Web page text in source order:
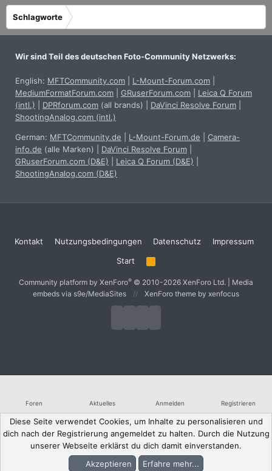
Schlagworte
Wir sind Teil des deutschen Foto-Community Netzwerks:
English: MFTCommunity.com L-Mount-Forum.com
MediumFormatForum.com
GRuserForum.com
Leica Q Forum
(intl.)
DPRforum.com (all brands) DaVinci Resolve Forum
ShootingAnalog.com (intl.)
German: MFTCommunity.de L-Mount-Forum.de
Camera-
info.de (alle Marken) DaVinci Resolve Forum
GRuserForum.com (D&E)
Leica Q Forum (D&E)
ShootingAnalog.com (D&E)
Kontakt Nutzungsbedingungen Datenschutz
Impressum
Start
R
Community platform by XenForo® © 2010-2026 XenForo Ltd.
Media
embeds via s9e/MediaSites
XenForo theme by xenfocus
Foren Aktuelles Anmelden Registrieren
Diese Seite verwendet Cookies, um Inhalte zu personalisieren und
dich nach der Registrierung angemeldet zu halten. Durch die Nutzung
unserer Webseite erklärst du dich damit einverstanden.
Akzeptieren
Erfahre mehr...